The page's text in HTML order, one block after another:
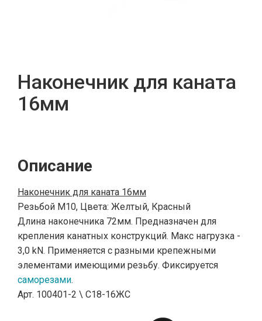
Наконечник для каната
16мм
Описание
Наконечник для каната 16мм
Резьбой М10, Цвета: Желтый, Красный
Длина наконечника 72мм. Предназначен для
крепления канатных конструкций. Макс нагрузка -
3,0 kN. Применяется с разными крепежными
элементами имеющими резьбу. Фиксируется
саморезами.
Арт. 100401-2 \ C18-16ЖС